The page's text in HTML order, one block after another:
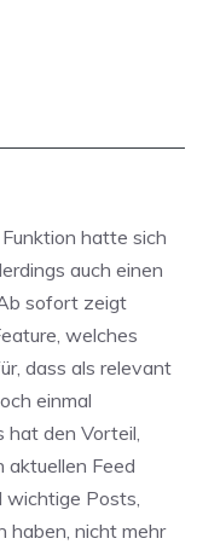
hatte sich
auch einen
sofort zeigt
welches
dass als relevant
einmal
hat den Vorteil,
aktuellen Feed
wichtige Posts,
haben, nicht mehr